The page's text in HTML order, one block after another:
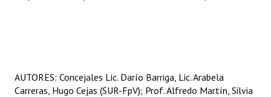
AUTORES: Concejales Lic. Darío Barriga, Lic. Arabela
Carreras, Hugo Cejas (SUR-FpV); Prof. Alfredo Martín, Silvia